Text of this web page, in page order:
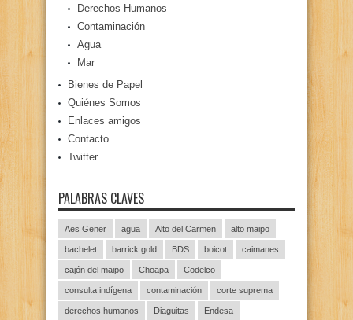
Derechos Humanos
Contaminación
Agua
Mar
Bienes de Papel
Quiénes Somos
Enlaces amigos
Contacto
Twitter
PALABRAS CLAVES
Aes Gener agua Alto del Carmen alto maipo
bachelet barrick gold BDS boicot caimanes
cajón del maipo Choapa Codelco
consulta indígena contaminación corte suprema
derechos humanos Diaguitas Endesa